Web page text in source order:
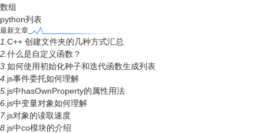
数组
python列表
最新文章
1. C++ 创建文件夹的几种方式汇总
2. 什么是自定义函数？
3. 如何使用初始化种子和迭代函数生成列表
4. js事件委托如何理解
5. js中hasOwnProperty的属性用法
6. js中变量对象如何理解
7. js对象的读取速度
8. js中co模块的介绍